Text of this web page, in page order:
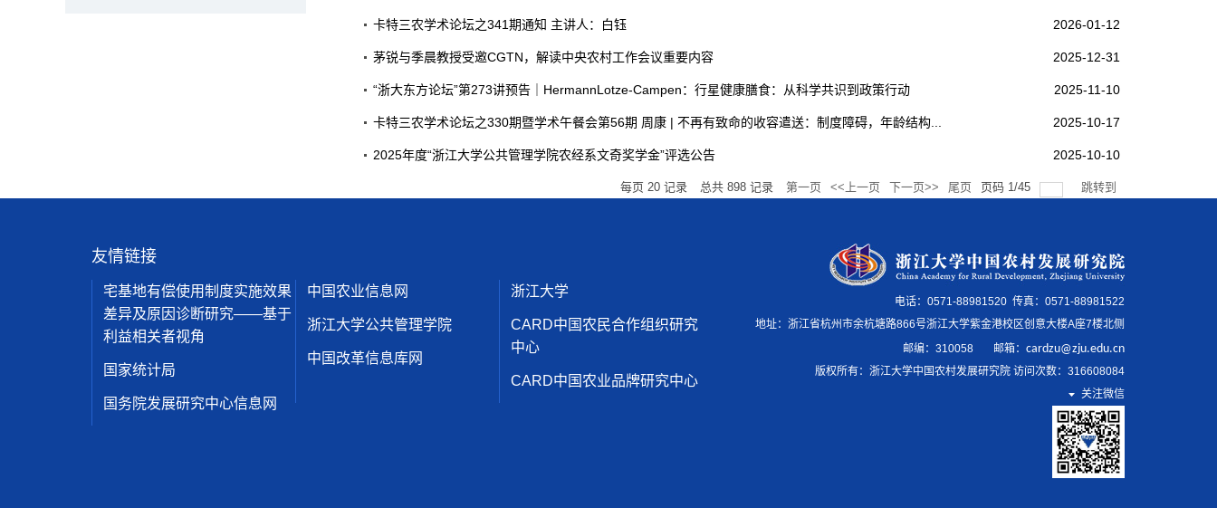
卡特三农学术论坛之341期通知 主讲人：白钰 2026-01-12
茅锐与季晨教授受邀CGTN，解读中央农村工作会议重要内容 2025-12-31
“浙大东方论坛”第273讲预告｜HermannLotze-Campen：行星健康膳食：从科学共识到政策行动 2025-11-10
卡特三农学术论坛之330期暨学术午餐会第56期 周康 | 不再有致命的收容遣送：制度障碍，年龄结构... 2025-10-17
2025年度“浙江大学公共管理学院农经系文奇奖学金”评选公告 2025-10-10
每页 20 记录 总共 898 记录 第一页 <<上一页 下一页>> 尾页 页码 1/45 跳转到
友情链接
宅基地有偿使用制度实施效果
差异及原因诊断研究——基于
利益相关者视角
国家统计局
国务院发展研究中心信息网
中国农业信息网
浙江大学公共管理学院
中国改革信息库网
浙江大学
CARD中国农民合作组织研究
中心
CARD中国农业品牌研究中心
电话：0571-88981520 传真：0571-88981522
地址：浙江省杭州市余杭塘路866号浙江大学紫金港校区创意大楼A座7楼北侧
邮编： 310058 邮箱 ： cardzu@zju.edu.cn
版权所有：浙江大学中国农村发展研究院 访问次数： 316608084
关注微信